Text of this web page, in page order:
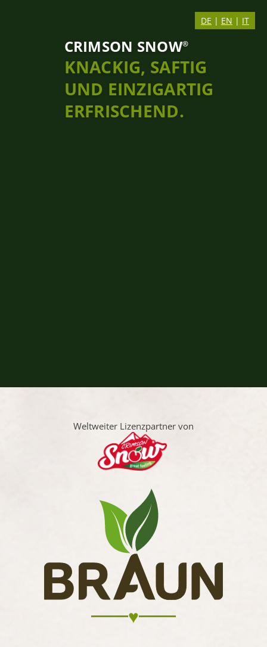
DE | EN | IT
CRIMSON SNOW®
KNACKIG, SAFTIG
UND EINZIGARTIG
ERFRISCHEND.
Weltweiter Lizenzpartner von
♥